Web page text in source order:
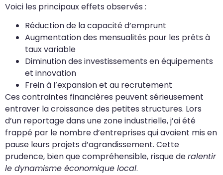
Voici les principaux effets observés :
Réduction de la capacité d’emprunt
Augmentation des mensualités pour les prêts à
taux variable
Diminution des investissements en équipements
et innovation
Frein à l’expansion et au recrutement
Ces contraintes financières peuvent sérieusement
entraver la croissance des petites structures. Lors
d’un reportage dans une zone industrielle, j’ai été
frappé par le nombre d’entreprises qui avaient mis en
pause leurs projets d’agrandissement. Cette
prudence, bien que compréhensible, risque deralentir
le dynamisme économique local.